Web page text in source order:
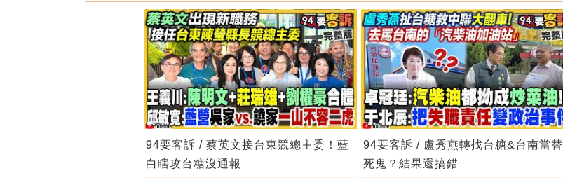
94要客訴 / 蔡英文接台東競總主委！藍
白瞎攻台糖沒通報
94要客訴 / 盧秀燕轉找台糖&台南當替
死鬼？結果還搞錯